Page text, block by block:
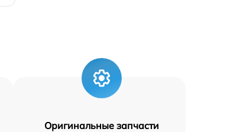
Оригинальные запчасти